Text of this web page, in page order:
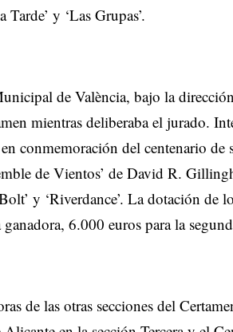
Tarde’ y ‘Las Grupas’.
de València, bajo la
mientras deliberaba el jurado.
conmemoración del centenario
de Vientos’ de David R.
y ‘Riverdance’. La dotación de
6.000 euros para la
de las otras secciones del